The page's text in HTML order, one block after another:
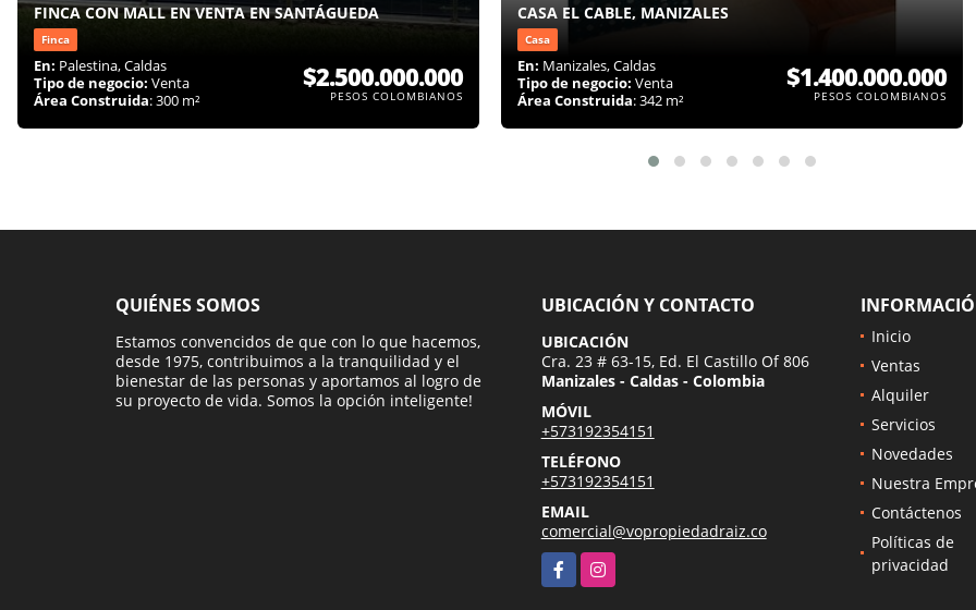
FINCA CON MALL EN VENTA EN SANTÁGUEDA
Finca
En: Palestina, Caldas
Tipo de negocio: Venta
Área Construida: 300 m²
$2.500.000.000
PESOS COLOMBIANOS
CASA EL CABLE, MANIZALES
Casa
En: Manizales, Caldas
Tipo de negocio: Venta
Área Construida: 342 m²
$1.400.000.000
PESOS COLOMBIANOS
QUIÉNES SOMOS
Estamos convencidos de que con lo que hacemos,
desde 1975, contribuimos a la tranquilidad y el
bienestar de las personas y aportamos al logro de
su proyecto de vida. Somos la opción inteligente!
UBICACIÓN Y CONTACTO
UBICACIÓN
Cra. 23 # 63-15, Ed. El Castillo Of 806
Manizales - Caldas - Colombia
MÓVIL
+573192354151
TELÉFONO
+573192354151
EMAIL
comercial@vopropiedadraiz.co
FacebookInstagram
Inicio
Ventas
Alquiler
Servicios
Novedades
Nuestra
Contáctenos
Políticas de
privacidad